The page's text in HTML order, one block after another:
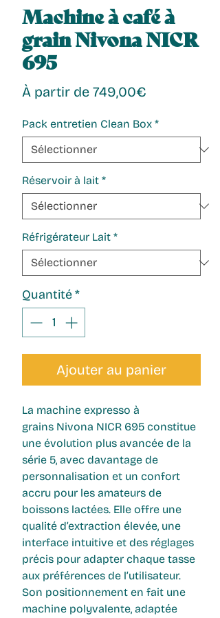
Machine à café à
grain Nivona NICR
695
À partir de 749,00€
Pack entretien Clean Box *
Réservoir à lait *
Réfrigérateur Lait *
Quantité*
Ajouter au panier
La machine expresso à
grains Nivona NICR 695 constitue
une évolution plus avancée de la
série 5, avec davantage de
personnalisation et un confort
accru pour les amateurs de
boissons lactées. Elle offre une
qualité d’extraction élevée, une
interface intuitive et des réglages
précis pour adapter chaque tasse
aux préférences de l’utilisateur.
Son positionnement en fait une
machine polyvalente, adaptée